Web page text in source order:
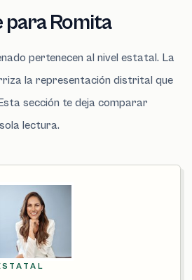
para Romita
pertenecen al nivel estatal. La
la representación distrital que
sección te deja comparar
lectura.